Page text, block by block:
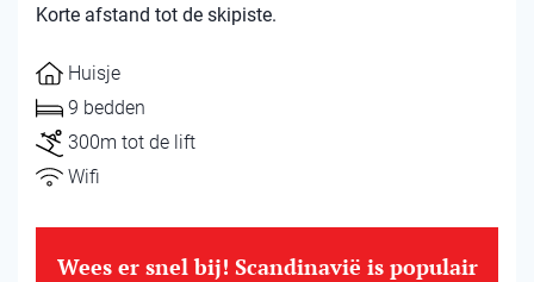
Korte afstand tot de skipiste.
Huisje
9 bedden
300m tot de lift
Wifi
Wees er snel bij! Scandinavië is populair